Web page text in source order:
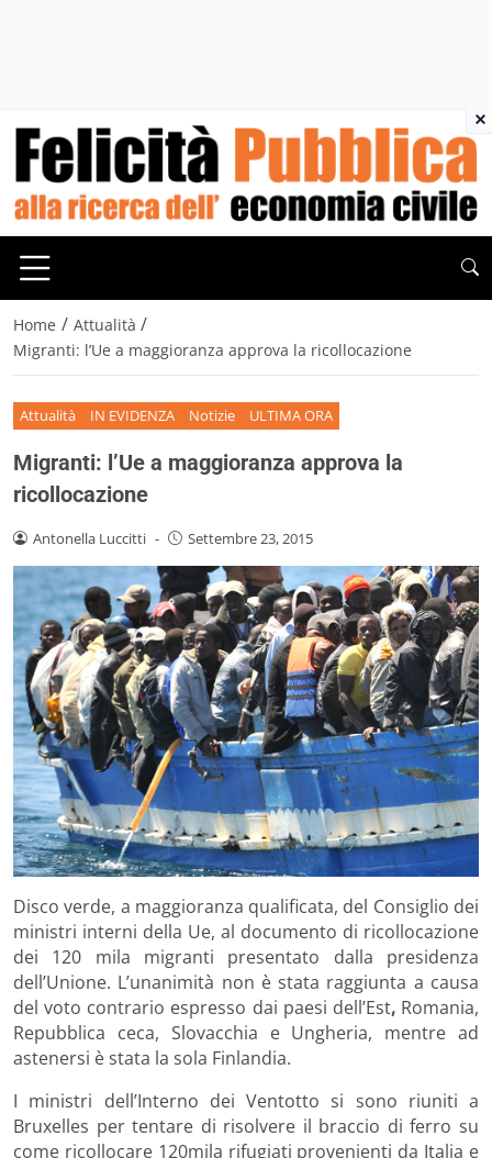
Home / Attualità /
Migranti: l’Ue a maggioranza approva la ricollocazione
Attualità IN EVIDENZA Notizie ULTIMA ORA
Migranti: l’Ue a maggioranza approva la
ricollocazione
Antonella Luccitti - Settembre 23, 2015
Disco verde, a maggioranza qualificata, del Consiglio dei
ministri interni della Ue, al documento di ricollocazione
dei 120 mila migranti presentato dalla presidenza
dell’Unione. L’unanimità non è stata raggiunta a causa
del voto contrario espresso dai paesi dell’Est, Romania,
Repubblica ceca, Slovacchia e Ungheria, mentre ad
astenersi è stata la sola Finlandia.
I ministri dell’Interno dei Ventotto si sono riuniti a
Bruxelles per tentare di risolvere il braccio di ferro su
come ricollocare 120mila rifugiati provenienti da Italia e
×